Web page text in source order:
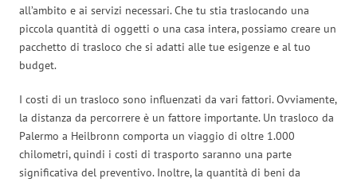
all’ambito e ai servizi necessari. Che tu stia traslocando una
piccola quantità di oggetti o una casa intera, possiamo creare un
pacchetto di trasloco che si adatti alle tue esigenze e al tuo
budget.
I costi di un trasloco sono influenzati da vari fattori. Ovviamente,
la distanza da percorrere è un fattore importante. Un trasloco da
Palermo a Heilbronn comporta un viaggio di oltre 1.000
chilometri, quindi i costi di trasporto saranno una parte
significativa del preventivo. Inoltre, la quantità di beni da